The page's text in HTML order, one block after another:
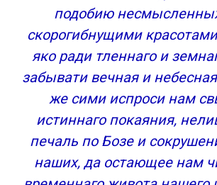
подобию
скорогибнущими
яко ради тленнаго и
забывати вечная и
же сими испроси нам
истиннаго покаяния,
печаль по Бозе и
наших, да остающее нам